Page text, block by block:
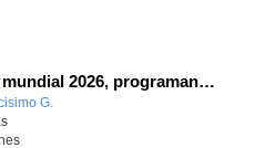
Diafruta del mundial 2026, programando con Scratch un juego de regates para el partido España contra Portugal
G.